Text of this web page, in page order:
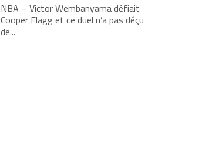
NBA – Victor Wembanyama défiait
Cooper Flagg et ce duel n’a pas déçu
de...